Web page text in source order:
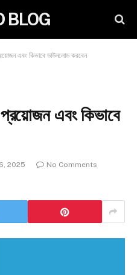
BLOG
এবং কিভাবে ডাউনলোড করবেন
এবং কিভাবে
2025
No Comments